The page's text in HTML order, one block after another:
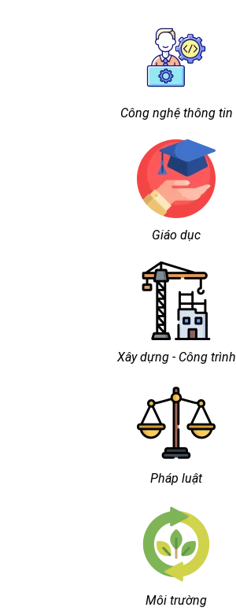
Công nghệ thông tin
Giáo dục
Xây dựng - Công trình
Pháp luật
Môi trường